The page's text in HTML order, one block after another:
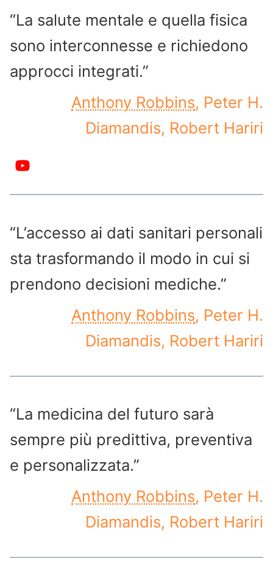
“La salute mentale e quella fisica
sono interconnesse e richiedono
approcci integrati.”
Anthony Robbins, Peter H.
Diamandis, Robert Hariri
“L’accesso ai dati sanitari personali
sta trasformando il modo in cui si
prendono decisioni mediche.”
Anthony Robbins, Peter H.
Diamandis, Robert Hariri
“La medicina del futuro sarà
sempre più predittiva, preventiva
e personalizzata.”
Anthony Robbins, Peter H.
Diamandis, Robert Hariri